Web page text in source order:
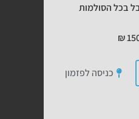
בכל הסולמות
₪
כניסה לפזמון